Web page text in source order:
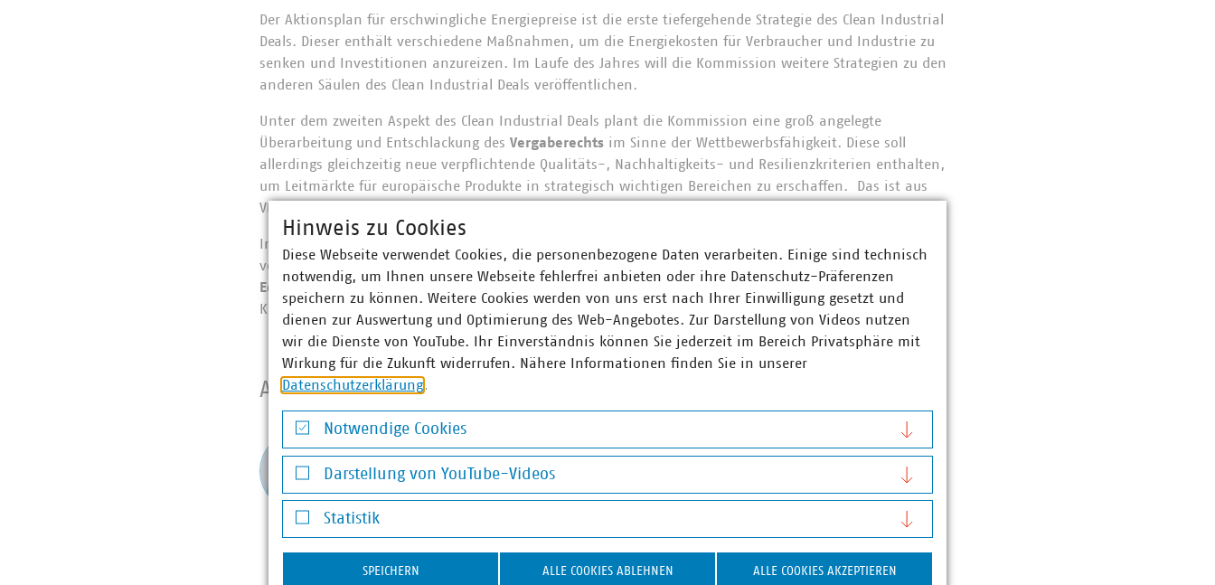
Der Aktionsplan für erschwingliche Energiepreise ist die erste tiefergehende Strategie des Clean Industrial
Deals. Dieser enthält verschiedene Maßnahmen, um die Energiekosten für Verbraucher und Industrie zu
senken und Investitionen anzureizen. Im Laufe des Jahres will die Kommission weitere Strategien zu den
anderen Säulen des Clean Industrial Deals veröffentlichen.
Unter dem zweiten Aspekt des Clean Industrial Deals plant die Kommission eine groß angelegte
Überarbeitung und Entschlackung des Vergaberechts im Sinne der Wettbewerbsfähigkeit. Diese soll
allerdings gleichzeitig neue verpflichtende Qualitäts-, Nachhaltigkeits- und Resilienzkriterien enthalten,
um Leitmärkte für europäische Produkte in strategisch wichtigen Bereichen zu erschaffen. Das ist aus
VKU-Sicht ein Widerspruch.
Im fünften Aspekt des Clean Industrial Deals wird die Kreislaufwirtschaft betont, um Abhängigkeiten zu
verringern und die Versorgungssicherheit in Europa zu erhöhen. Diesbezüglich kündigt sie einen
Economy Act
an, der Ende 2026 verabschiedet werden soll. Dieses Gesetz soll den Übergang zur
Kreislaufwirtschaft zu beschleunigen und die globalen Abhängigkeiten Europas zu verringern.
Ansprechpartner
Anna Sophie Kirchmayr
Senior-Referentin mit
Nachhaltigkeitsberichterstattung
kirchmayr(at)vku(dot)de
Kai Pittelkow
Stellvertretender Leiter Büro
Energie- und Klimawirtschaft
pittelkow(at)vku(dot)de
Hinweis zu Cookies
Diese Webseite verwendet Cookies, die personenbezogene Daten verarbeiten. Einige sind technisch
notwendig, um Ihnen unsere Webseite fehlerfrei anbieten oder ihre Datenschutz-Präferenzen
speichern zu können. Weitere Cookies werden von uns erst nach Ihrer Einwilligung gesetzt und
dienen zur Auswertung und Optimierung des Web-Angebotes. Zur Darstellung von Videos nutzen
wir die Dienste von YouTube. Ihr Einverständnis können Sie jederzeit im Bereich Privatsphäre mit
Wirkung für die Zukunft widerrufen. Nähere Informationen finden Sie in unserer
Datenschutzerklärung.
Notwendige Cookies
Notwendige Cookies
Darstellung von YouTube-Videos
Darstellung von YouTube-Videos
Statistik
Statistik
SPEICHERN ALLE COOKIES ABLEHNEN ALLE COOKIES AKZEPTIEREN